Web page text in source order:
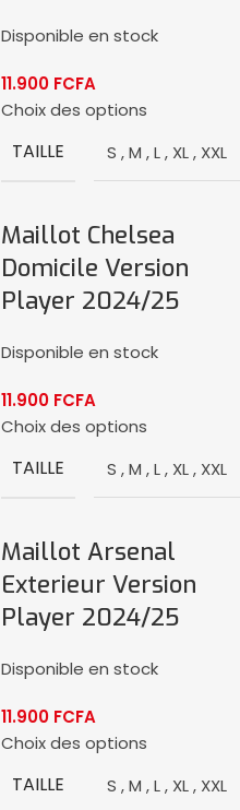
Disponible en stock
11.900 FCFA
Choix des options
TAILLE S ,M ,L, XL, XXL
Maillot Chelsea
Domicile Version
Player 2024/25
Disponible en stock
11.900 FCFA
Choix des options
TAILLE S ,M ,L, XL, XXL
Maillot Arsenal
Exterieur Version
Player 2024/25
Disponible en stock
11.900 FCFA
Choix des options
TAILLE S ,M ,L, XL, XXL